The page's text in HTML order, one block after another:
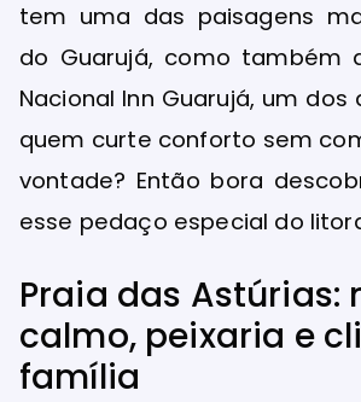
tem uma das paisagens
do Guarujá, como também
Nacional Inn Guarujá, um dos
quem curte conforto sem
vontade? Então bora
esse pedaço especial do
Praia das Astúrias:
calmo, peixaria e
família